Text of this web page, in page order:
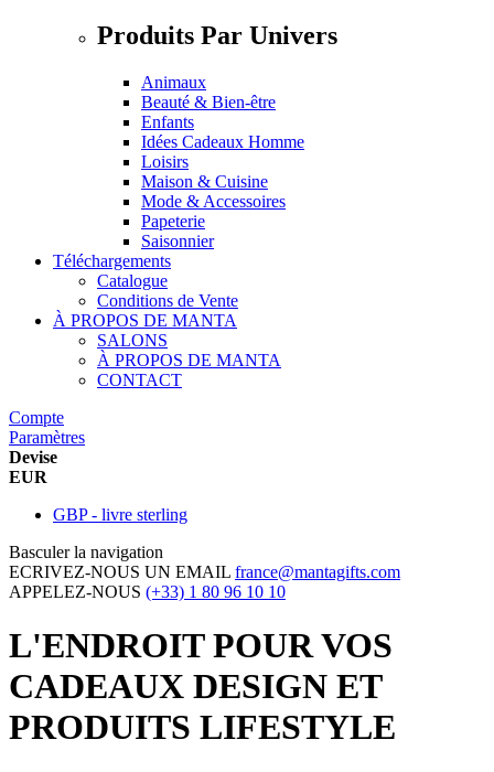
Produits Par Univers
Animaux
Beauté & Bien-être
Enfants
Idées Cadeaux Homme
Loisirs
Maison & Cuisine
Mode & Accessoires
Papeterie
Saisonnier
Téléchargements
Catalogue
Conditions de Vente
À PROPOS DE MANTA
SALONS
À PROPOS DE MANTA
CONTACT
Compte
Paramètres
Devise
EUR
GBP - livre sterling
Basculer la navigation
ECRIVEZ-NOUS UN EMAIL france@mantagifts.com
APPELEZ-NOUS (+33) 1 80 96 10 10
L'ENDROIT POUR VOS
CADEAUX DESIGN ET
PRODUITS LIFESTYLE